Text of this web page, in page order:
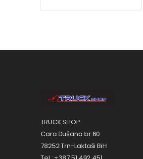
TRUCK SHOP
Cara Dušana br.60
78252 Trn-Laktaši BiH